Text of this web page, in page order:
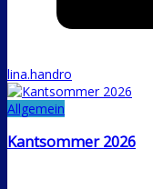
lina.handro
Allgemein
Kantsommer 2026